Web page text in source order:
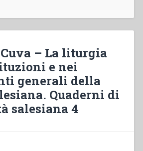
– La liturgia
e nei
generali della
Quaderni di
salesiana 4